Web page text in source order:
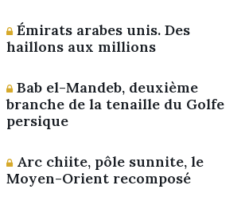
Émirats arabes unis. Des
haillons aux millions
Bab el-Mandeb, deuxième
branche de la tenaille du Golfe
persique
Arc chiite, pôle sunnite, le
Moyen-Orient recomposé